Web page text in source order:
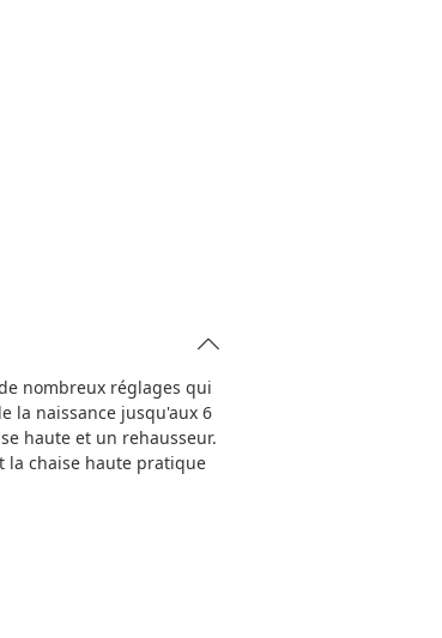
nombreux réglages qui
la naissance jusqu'aux 6
haute et un rehausseur.
la chaise haute pratique